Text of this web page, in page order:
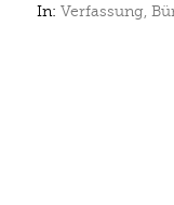
In: Verfassung,